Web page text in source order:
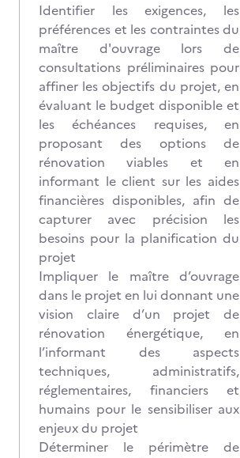
Identifier les exigences, les
préférences et les contraintes du
maître d'ouvrage lors de
consultations préliminaires pour
affiner les objectifs du projet, en
évaluant le budget disponible et
les échéances requises, en
proposant des options de
rénovation viables et en
informant le client sur les aides
financières disponibles, afin de
capturer avec précision les
besoins pour la planification du
projet
Impliquer le maître d’ouvrage
dans le projet en lui donnant une
vision claire d’un projet de
rénovation énergétique, en
l’informant des aspects
techniques, administratifs,
réglementaires, financiers et
humains pour le sensibiliser aux
enjeux du projet
Déterminer le périmètre de